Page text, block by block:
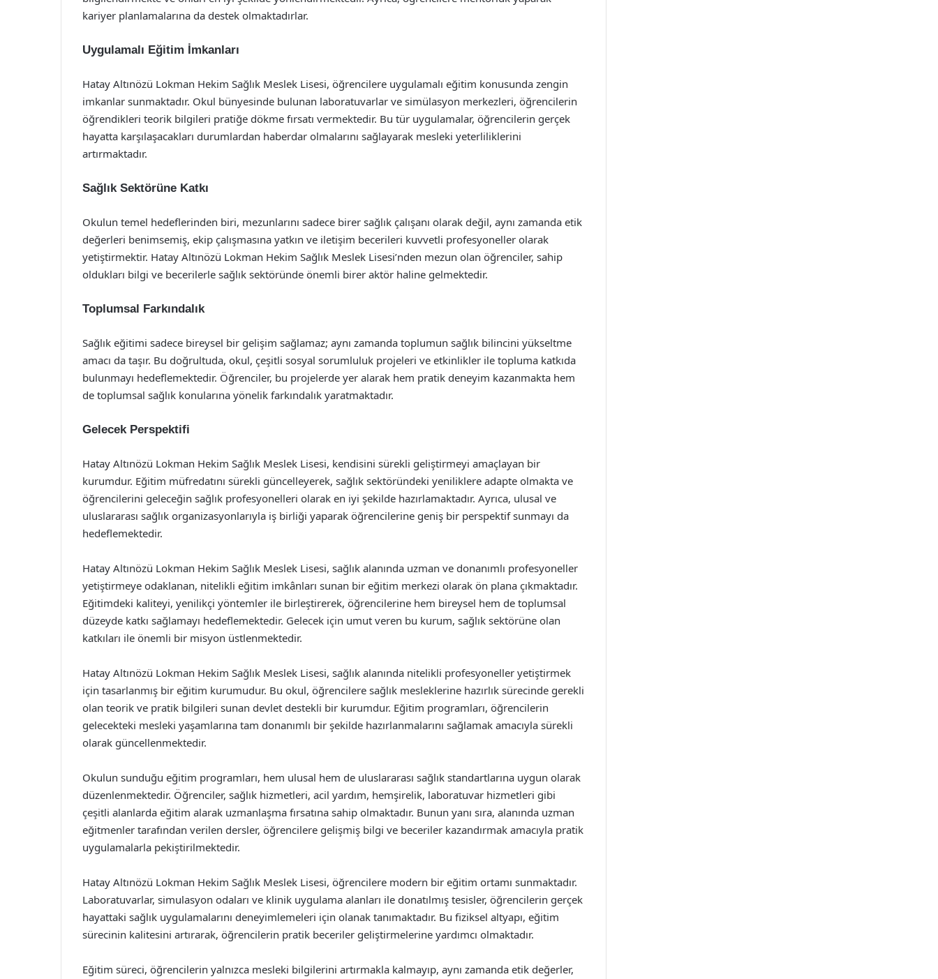
kariyer planlamalarına da destek olmaktadırlar.
Uygulamalı Eğitim İmkanları
Hatay Altınözü Lokman Hekim Sağlık Meslek Lisesi, öğrencilere uygulamalı eğitim konusunda zengin
imkanlar sunmaktadır. Okul bünyesinde bulunan laboratuvarlar ve simülasyon merkezleri, öğrencilerin
öğrendikleri teorik bilgileri pratiğe dökme fırsatı vermektedir. Bu tür uygulamalar, öğrencilerin gerçek
hayatta karşılaşacakları durumlardan haberdar olmalarını sağlayarak mesleki yeterliliklerini
artırmaktadır.
Sağlık Sektörüne Katkı
Okulun temel hedeflerinden biri, mezunlarını sadece birer sağlık çalışanı olarak değil, aynı zamanda etik
değerleri benimsemiş, ekip çalışmasına yatkın ve iletişim becerileri kuvvetli profesyoneller olarak
yetiştirmektir. Hatay Altınözü Lokman Hekim Sağlık Meslek Lisesi’nden mezun olan öğrenciler, sahip
oldukları bilgi ve becerilerle sağlık sektöründe önemli birer aktör haline gelmektedir.
Toplumsal Farkındalık
Sağlık eğitimi sadece bireysel bir gelişim sağlamaz; aynı zamanda toplumun sağlık bilincini yükseltme
amacı da taşır. Bu doğrultuda, okul, çeşitli sosyal sorumluluk projeleri ve etkinlikler ile topluma katkıda
bulunmayı hedeflemektedir. Öğrenciler, bu projelerde yer alarak hem pratik deneyim kazanmakta hem
de toplumsal sağlık konularına yönelik farkındalık yaratmaktadır.
Gelecek Perspektifi
Hatay Altınözü Lokman Hekim Sağlık Meslek Lisesi, kendisini sürekli geliştirmeyi amaçlayan bir
kurumdur. Eğitim müfredatını sürekli güncelleyerek, sağlık sektöründeki yeniliklere adapte olmakta ve
öğrencilerini geleceğin sağlık profesyonelleri olarak en iyi şekilde hazırlamaktadır. Ayrıca, ulusal ve
uluslararası sağlık organizasyonlarıyla iş birliği yaparak öğrencilerine geniş bir perspektif sunmayı da
hedeflemektedir.
Hatay Altınözü Lokman Hekim Sağlık Meslek Lisesi, sağlık alanında uzman ve donanımlı profesyoneller
yetiştirmeye odaklanan, nitelikli eğitim imkânları sunan bir eğitim merkezi olarak ön plana çıkmaktadır.
Eğitimdeki kaliteyi, yenilikçi yöntemler ile birleştirerek, öğrencilerine hem bireysel hem de toplumsal
düzeyde katkı sağlamayı hedeflemektedir. Gelecek için umut veren bu kurum, sağlık sektörüne olan
katkıları ile önemli bir misyon üstlenmektedir.
Hatay Altınözü Lokman Hekim Sağlık Meslek Lisesi, sağlık alanında nitelikli profesyoneller yetiştirmek
için tasarlanmış bir eğitim kurumudur. Bu okul, öğrencilere sağlık mesleklerine hazırlık sürecinde gerekli
olan teorik ve pratik bilgileri sunan devlet destekli bir kurumdur. Eğitim programları, öğrencilerin
gelecekteki mesleki yaşamlarına tam donanımlı bir şekilde hazırlanmalarını sağlamak amacıyla sürekli
olarak güncellenmektedir.
Okulun sunduğu eğitim programları, hem ulusal hem de uluslararası sağlık standartlarına uygun olarak
düzenlenmektedir. Öğrenciler, sağlık hizmetleri, acil yardım, hemşirelik, laboratuvar hizmetleri gibi
çeşitli alanlarda eğitim alarak uzmanlaşma fırsatına sahip olmaktadır. Bunun yanı sıra, alanında uzman
eğitmenler tarafından verilen dersler, öğrencilere gelişmiş bilgi ve beceriler kazandırmak amacıyla pratik
uygulamalarla pekiştirilmektedir.
Hatay Altınözü Lokman Hekim Sağlık Meslek Lisesi, öğrencilere modern bir eğitim ortamı sunmaktadır.
Laboratuvarlar, simulasyon odaları ve klinik uygulama alanları ile donatılmış tesisler, öğrencilerin gerçek
hayattaki sağlık uygulamalarını deneyimlemeleri için olanak tanımaktadır. Bu fiziksel altyapı, eğitim
sürecinin kalitesini artırarak, öğrencilerin pratik beceriler geliştirmelerine yardımcı olmaktadır.
Eğitim süreci, öğrencilerin yalnızca mesleki bilgilerini artırmakla kalmayıp, aynı zamanda etik değerler,